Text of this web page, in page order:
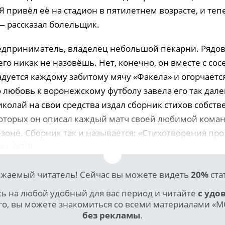
привёл её на стадион в пятилетнем возрасте, и
рассказал болельщик.
владелец небольшой пекарни.
никак не назовёшь. Нет, конечно, он вместе с
каждому забитому мячу «Факела» и
к воронежскому футболу завела его так
на свои средства издал сборник стихов
он описал каждый матч своей любимой
Сборник так и называется: «Стихотворения
читатель! Сейчас вы можете видеть 20%
на любой удобный для вас период и читайте с
вы можете знакомиться со всеми материалами
без рекламы.